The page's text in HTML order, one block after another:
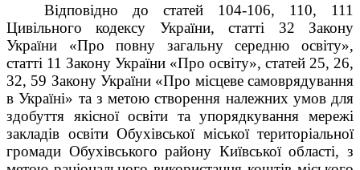
Відповідно до статей 104-106, 110, 111
Цивільного кодексу України, статті 32 Закону
України «Про повну загальну середню освіту»,
статті 11 Закону України «Про освіту», статей 25, 26,
32, 59 Закону України «Про місцеве самоврядування
в Україні» та з метою створення належних умов для
здобуття якісної освіти та упорядкування мережі
закладів освіти Обухівської міської територіальної
громади Обухівського району Київської області, з